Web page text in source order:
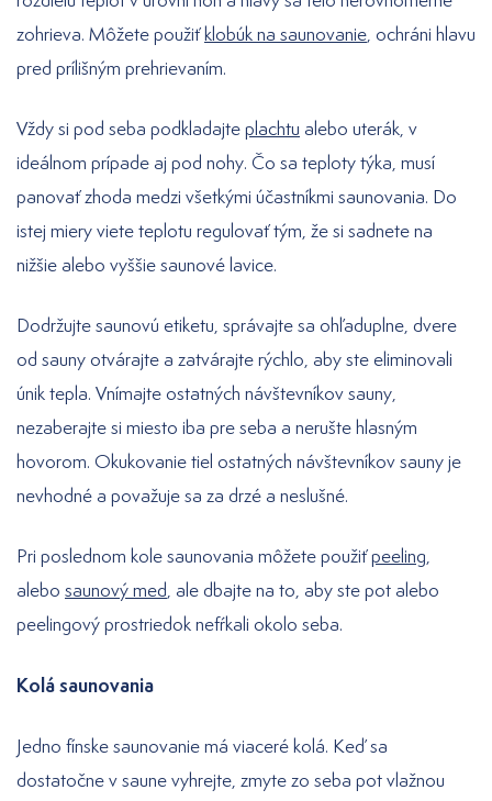
zohrieva. Môžete použiťklobúk na saunovanie, ochráni hlavu
pred prílišným prehrievaním.
Vždy si pod seba podkladajteplachtu alebo uterák, v
ideálnom prípade aj pod nohy. Čo sa teploty týka, musí
panovať zhoda medzi všetkými účastníkmi saunovania. Do
istej miery viete teplotu regulovať tým, že si sadnete na
nižšie alebo vyššie saunové lavice.
Dodržujte saunovú etiketu, správajte sa ohľaduplne, dvere
od sauny otvárajte a zatvárajte rýchlo, aby ste eliminovali
únik tepla. Vnímajte ostatných návštevníkov sauny,
nezaberajte si miesto iba pre seba a nerušte hlasným
hovorom. Okukovanie tiel ostatných návštevníkov sauny je
nevhodné a považuje sa za drzé a neslušné.
Pri poslednom kole saunovania môžete použiťpeeling,
alebo saunový med, ale dbajte na to, aby ste pot alebo
peelingový prostriedok nefŕkali okolo seba.
Kolá saunovania
Jedno fínske saunovanie má viaceré kolá. Keď sa
dostatočne v saune vyhrejte, zmyte zo seba pot vlažnou